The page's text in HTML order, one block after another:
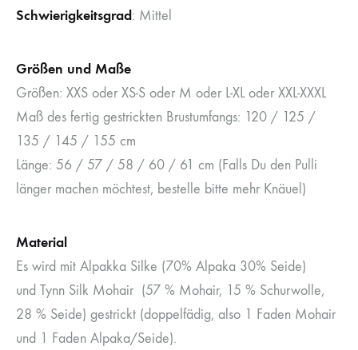
Schwierigkeitsgrad: Mittel
Größen und Maße
Größen: XXS oder XS-S oder M oder L-XL oder XXL-XXXL
Maß des fertig gestrickten Brustumfangs: 120 / 125 /
135 / 145 / 155 cm
Länge: 56 / 57 / 58 / 60 / 61 cm (Falls Du den Pulli
länger machen möchtest, bestelle bitte mehr Knäuel)
Material
Es wird mit Alpakka Silke (70% Alpaka 30% Seide)
und Tynn Silk Mohair (57 % Mohair, 15 % Schurwolle,
28 % Seide) gestrickt (doppelfädig, also 1 Faden Mohair
und 1 Faden Alpaka/Seide).